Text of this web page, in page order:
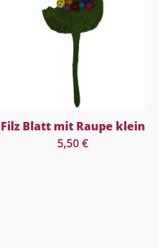
Filz Blatt mit Raupe klein
5,50€